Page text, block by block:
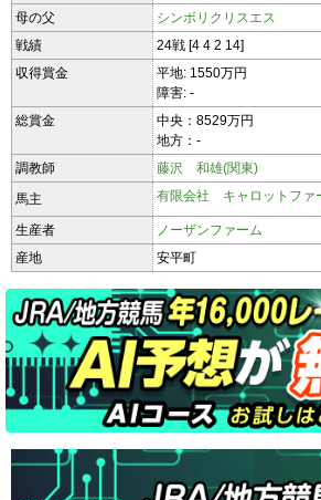
母の父
シンボリクリスエス
戦績
24戦 [4 4 2 14]
収得賞金
平地: 1550万円
障害: -
総賞金
中央：8529万円
地方：-
調教師
藤沢 和雄(関東)
馬主
有限会社 キャロットファ
生産者
ノーザンファーム
産地
安平町